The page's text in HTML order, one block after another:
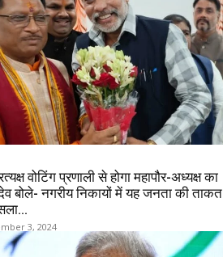
वोटिंग प्रणाली से होगा महापौर-अध्यक्ष का
बोले- नगरीय निकायों में यह जनता की ताकत
3, 2024